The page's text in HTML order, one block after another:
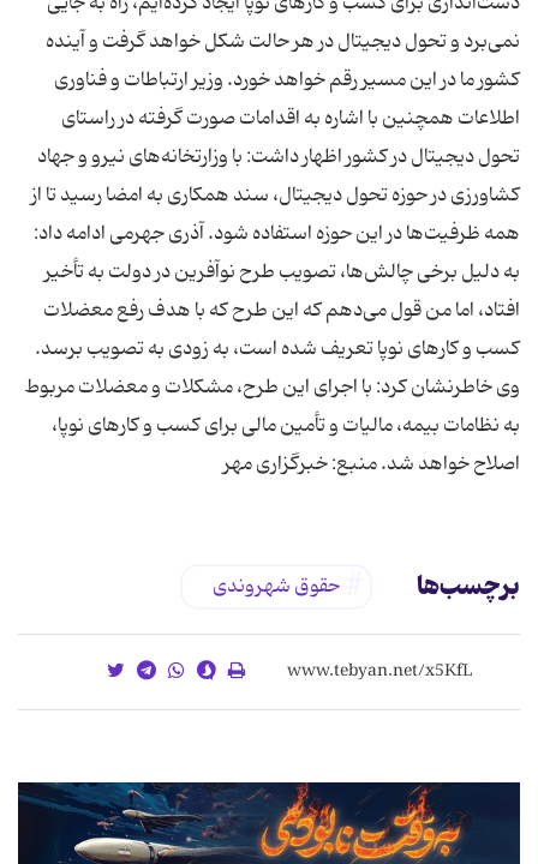
نمی‌برد و تحول دیجیتال در هر حالت شکل خواهد گرفت و آینده
کشور ما در این مسیر رقم خواهد خورد. وزیر ارتباطات و فناوری
اطلاعات همچنین با اشاره به اقدامات صورت گرفته در راستای
تحول دیجیتال در کشور اظهار داشت: با وزارتخانه‌های نیرو و جهاد
کشاورزی در حوزه تحول دیجیتال، سند همکاری به امضا رسید تا از
همه ظرفیت‌ها در این حوزه استفاده شود. آذری جهرمی ادامه داد:
به دلیل برخی چالش‌ها، تصویب طرح نوآفرین در دولت به تأخیر
افتاد، اما من قول می‌دهم که این طرح که با هدف رفع معضلات
کسب و کارهای نوپا تعریف شده است، به زودی به تصویب برسد.
وی خاطرنشان کرد: با اجرای این طرح، مشکلات و معضلات مربوط
به نظامات بیمه، مالیات و تأمین مالی برای کسب و کارهای نوپا،
اصلاح خواهد شد. منبع: خبرگزاری مهر
برچسب‌ها حقوق شهروندی